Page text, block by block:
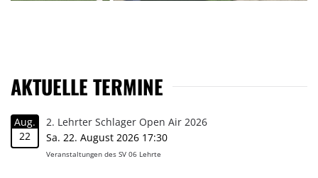
AKTUELLE TERMINE
Aug.
22
2. Lehrter Schlager Open Air 2026
Sa. 22. August 2026 17:30
Veranstaltungen des SV 06 Lehrte